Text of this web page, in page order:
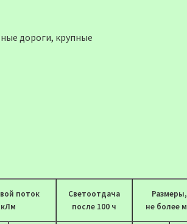
дороги, крупные
поток
кЛм
Светоотдача
после 100 ч
Размеры,
не более